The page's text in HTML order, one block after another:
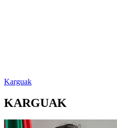
Karguak
KARGUAK